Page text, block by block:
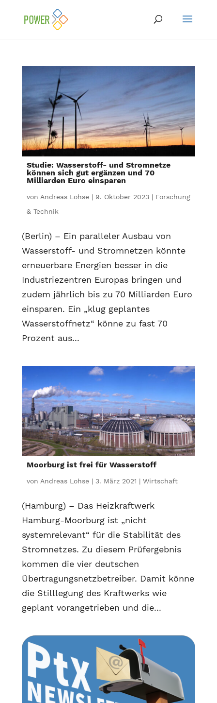
Studie: Wasserstoff- und Stromnetze
können sich gut ergänzen und 70
Milliarden Euro einsparen
von Andreas Lohse| 9. Oktober 2023| Forschung
& Technik
(Berlin) – Ein paralleler Ausbau von
Wasserstoff- und Stromnetzen könnte
erneuerbare Energien besser in die
Industriezentren Europas bringen und
zudem jährlich bis zu 70 Milliarden Euro
einsparen. Ein „klug geplantes
Wasserstoffnetz“ könne zu fast 70
Prozent aus...
Moorburg ist frei für Wasserstoff
von Andreas Lohse| 3. März 2021 | Wirtschaft
(Hamburg) – Das Heizkraftwerk
Hamburg-Moorburg ist „nicht
systemrelevant“ für die Stabilität des
Stromnetzes. Zu diesem Prüfergebnis
kommen die vier deutschen
Übertragungsnetzbetreiber. Damit könne
die Stilllegung des Kraftwerks wie
geplant vorangetrieben und die...